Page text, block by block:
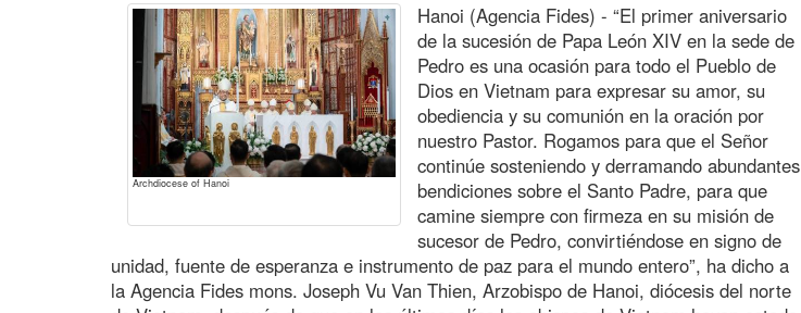
Archdiocese of Hanoi
Hanoi (Agencia Fides) - “El primer aniversario
de la sucesión de Papa León XIV en la sede de
Pedro es una ocasión para todo el Pueblo de
Dios en Vietnam para expresar su amor, su
obediencia y su comunión en la oración por
nuestro Pastor. Rogamos para que el Señor
continúe sosteniendo y derramando abundantes
bendiciones sobre el Santo Padre, para que
camine siempre con firmeza en su misión de
sucesor de Pedro, convirtiéndose en signo de
unidad, fuente de esperanza e instrumento de paz para el mundo entero”, ha dicho a
la Agencia Fides mons. Joseph Vu Van Thien, Arzobispo de Hanoi, diócesis del norte